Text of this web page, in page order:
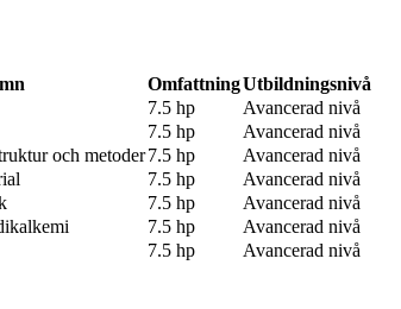
OmfattningUtbildningsnivå
7.5 hp
Avancerad nivå
7.5 hp
Avancerad nivå
och metoder7.5 hp
Avancerad nivå
7.5 hp
Avancerad nivå
7.5 hp
Avancerad nivå
7.5 hp
Avancerad nivå
7.5 hp Avancerad nivå